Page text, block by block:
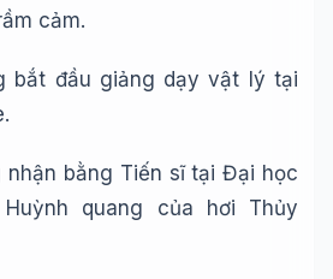
cảm.
bắt đầu giảng dạy vật lý tại
nhận bằng Tiến sĩ tại Đại học
quang của hơi Thủy